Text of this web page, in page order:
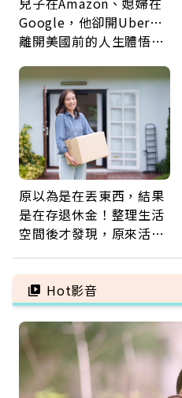
Google，他卻開Uber…
離開美國前的人生體悟：
原以為是在丟東西，結果
是在存退休金！整理生活
空間後才發現，原來活得
Hot影音